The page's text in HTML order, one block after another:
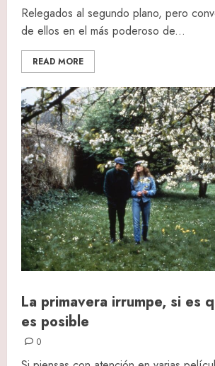
Relegados al segundo plano, pero
de ellos en el más poderoso de...
READ MORE
La primavera irrumpe, si es
es posible
0